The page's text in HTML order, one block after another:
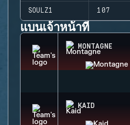
SOULZ1 107
แบนเจ้าหน้าที่
MONTAGNE
KAID